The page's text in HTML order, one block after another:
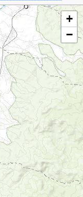
+
−